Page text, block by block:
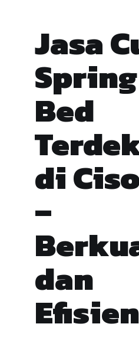
Jasa
Spring
Bed
di
–
dan
Efisien